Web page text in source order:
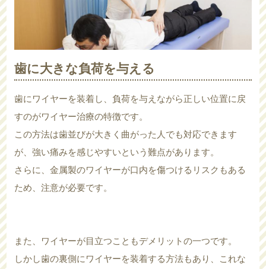
歯に大きな負荷を与える
歯にワイヤーを装着し、負荷を与えながら正しい位置に戻
すのがワイヤー治療の特徴です。
この方法は歯並びが大きく曲がった人でも対応できます
が、強い痛みを感じやすいという難点があります。
さらに、金属製のワイヤーが口内を傷つけるリスクもある
ため、注意が必要です。
また、ワイヤーが目立つこともデメリットの一つです。
しかし歯の裏側にワイヤーを装着する方法もあり、これな